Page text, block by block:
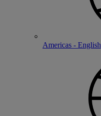
Americas - English